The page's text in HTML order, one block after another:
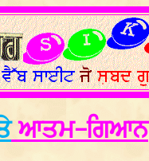
ਆਤਮ-ਗਿਆਨ